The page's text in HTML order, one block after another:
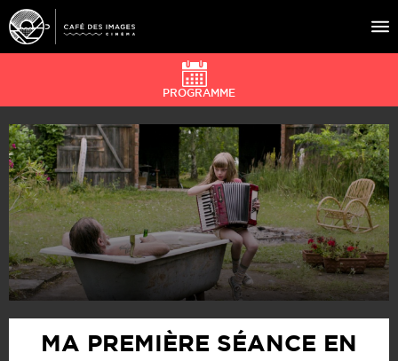
À L’AFFICHE
ÉVÉNEMENTS
CAFÉ DU CINÉ
PRATIQUE
ÉDUCATION AUX IMAGES
PROGRAMME
MA PREMIÈRE SÉANCE EN